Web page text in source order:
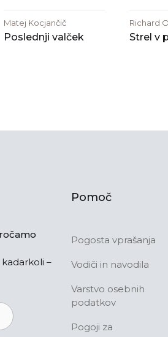
Matej Kocjančič
Poslednji valček
Richard
Strel v
–
Pomoč
Pogosta vprašanja
Vodiči in navodila
Varstvo osebnih
podatkov
Pogoji za